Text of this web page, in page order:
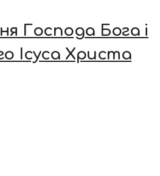
Господа Бога і
Ісуса Христа